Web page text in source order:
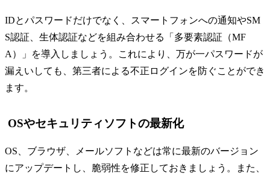
IDとパスワードだけでなく、スマートフォンへの通知やSM
S認証、生体認証などを組み合わせる「多要素認証（MF
A）」を導入しましょう。これにより、万が一パスワードが
漏えいしても、第三者による不正ログインを防ぐことができ
ます。
OSやセキュリティソフトの最新化
OS、ブラウザ、メールソフトなどは常に最新のバージョン
にアップデートし、脆弱性を修正しておきましょう。また、